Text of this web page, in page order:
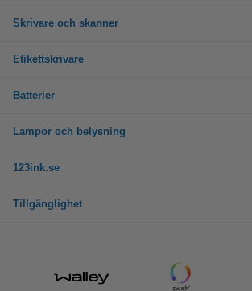
Skrivare och skanner
Etikettskrivare
Batterier
Lampor och belysning
123ink.se
Tillgänglighet